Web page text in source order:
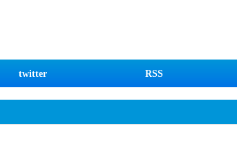
twitter RSS